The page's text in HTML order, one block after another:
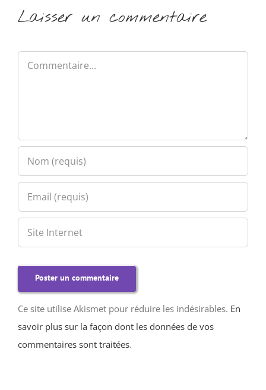
Laisser un commentaire
Commentaire
Ce site utilise Akismet pour réduire les indésirables. En
savoir plus sur la façon dont les données de vos
commentaires sont traitées.